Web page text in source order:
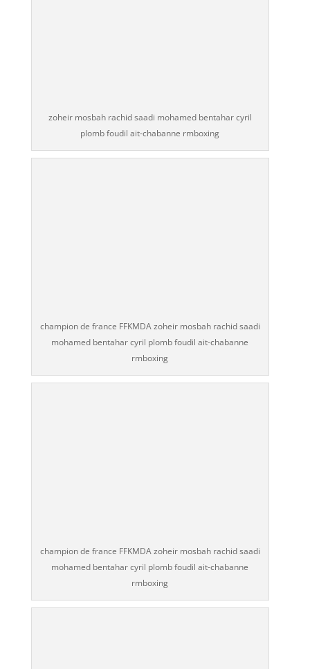
zoheir mosbah rachid saadi mohamed bentahar cyril
plomb foudil ait-chabanne rmboxing
champion de france FFKMDA zoheir mosbah rachid saadi
mohamed bentahar cyril plomb foudil ait-chabanne
rmboxing
champion de france FFKMDA zoheir mosbah rachid saadi
mohamed bentahar cyril plomb foudil ait-chabanne
rmboxing